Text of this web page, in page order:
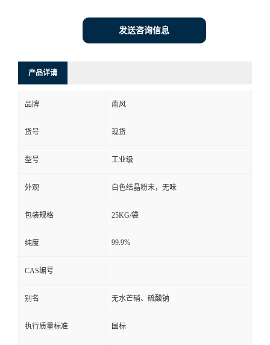
发送咨询信息
产品详请
品牌 南风
货号 现货
型号 工业级
外观 白色结晶粉末，无味
包装规格 25KG/袋
纯度 99.9%
CAS编号
别名 无水芒硝、硫酸钠
执行质量标准 国标